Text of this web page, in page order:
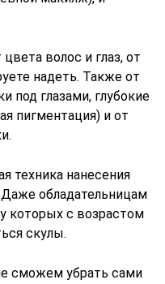
волос и глаз, от
надеть. Также от
под глазами, глубокие
пигментация) и от
техника нанесения
обладательницам
которых с возрастом
скулы.
сможем убрать сами